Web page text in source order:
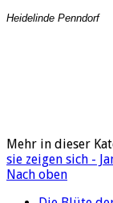
Heidelinde Penndorf
Mehr in dieser
sie zeigen sich -
Nach oben